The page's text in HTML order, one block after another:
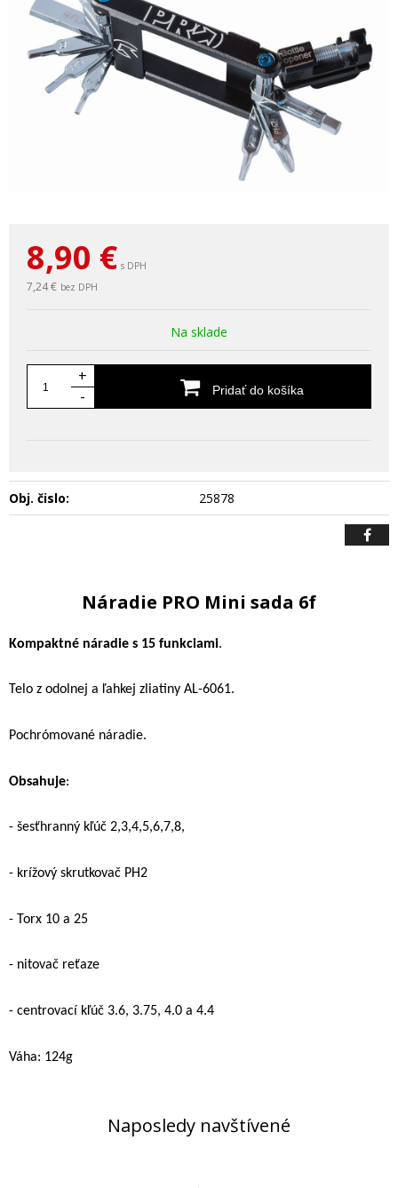
8,90 € s DPH
7,24 € bez DPH
Na sklade
+
-
Pridať do košíka
Obj. čislo: 25878
Náradie PRO Mini sada 6f
Kompaktné náradie s 15 funkciami.
Telo z odolnej a ľahkej zliatiny AL-6061.
Pochrómované náradie.
Obsahuje:
- šesťhranný kľúč 2,3,4,5,6,7,8,
- krížový skrutkovač PH2
- Torx 10 a 25
- nitovač reťaze
- centrovací kľúč 3.6, 3.75, 4.0 a 4.4
Váha: 124g
Naposledy navštívené